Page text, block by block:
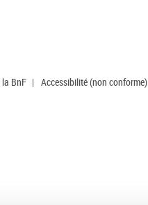
la BnF | Accessibilité (non conforme)